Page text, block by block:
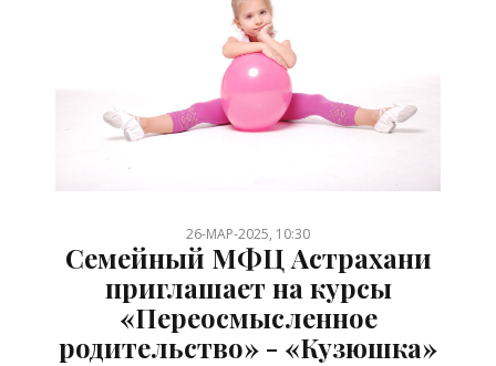
26-МАР-2025, 10:30
Семейный МФЦ Астрахани
приглашает на курсы
«Переосмысленное
родительство» - «Кузюшка»